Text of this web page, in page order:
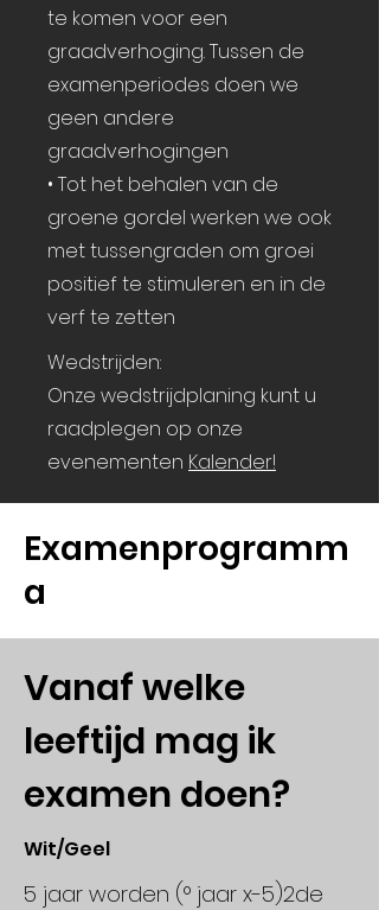
te komen voor een
graadverhoging. Tussen de
examenperiodes doen we
geen andere
graadverhogingen
• ⁠Tot het behalen van de
groene gordel werken we ook
met tussengraden om groei
positief te stimuleren en in de
verf te zetten
Wedstrijden:
Onze wedstrijdplaning kunt u
raadplegen op onze
evenementen Kalender!
Examenprogramm
a
Vanaf welke
leeftijd mag ik
examen doen?
Wit/Geel
5 jaar worden (° jaar x-5)2de